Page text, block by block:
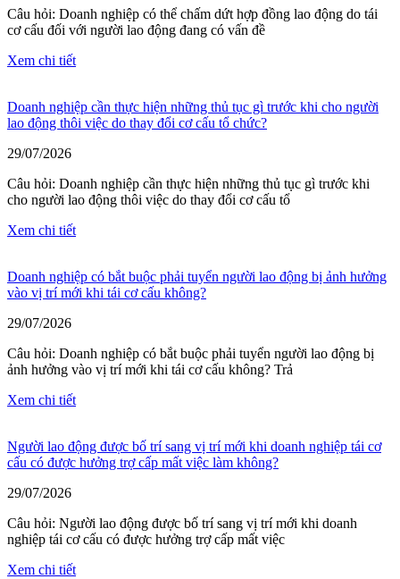
Câu hỏi: Doanh nghiệp có thể chấm dứt hợp đồng lao động do tái
cơ cấu đối với người lao động đang có vấn đề
Xem chi tiết
Doanh nghiệp cần thực hiện những thủ tục gì trước khi cho người
lao động thôi việc do thay đổi cơ cấu tổ chức?
29/07/2026
Câu hỏi: Doanh nghiệp cần thực hiện những thủ tục gì trước khi
cho người lao động thôi việc do thay đổi cơ cấu tổ
Xem chi tiết
Doanh nghiệp có bắt buộc phải tuyển người lao động bị ảnh hưởng
vào vị trí mới khi tái cơ cấu không?
29/07/2026
Câu hỏi: Doanh nghiệp có bắt buộc phải tuyển người lao động bị
ảnh hưởng vào vị trí mới khi tái cơ cấu không? Trả
Xem chi tiết
Người lao động được bố trí sang vị trí mới khi doanh nghiệp tái cơ
cấu có được hưởng trợ cấp mất việc làm không?
29/07/2026
Câu hỏi: Người lao động được bố trí sang vị trí mới khi doanh
nghiệp tái cơ cấu có được hưởng trợ cấp mất việc
Xem chi tiết